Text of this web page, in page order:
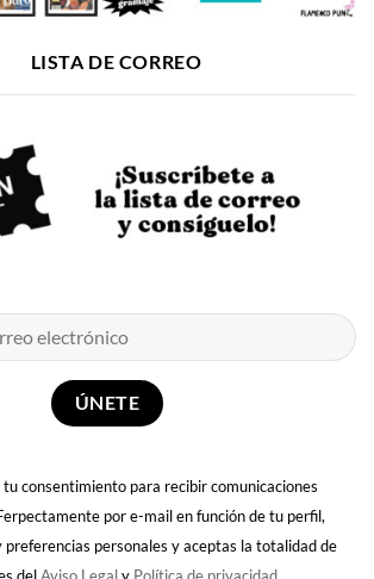
LISTA DE CORREO
consentimiento para recibir comunicaciones
por e-mail en función de tu perfil,
personales y aceptas la totalidad de
delAviso Legaly Política de privacidad.